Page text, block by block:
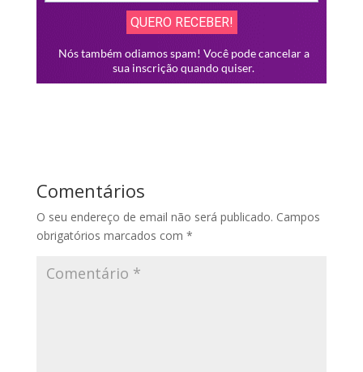
Comentários
O seu endereço de email não será publicado. Campos
obrigatórios marcados com *